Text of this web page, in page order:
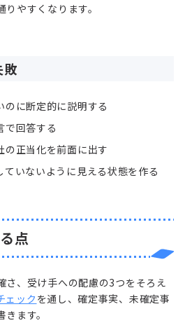
やすくなります。
敗
のに断定的に説明する
で回答する
の正当化を前面に出す
いないように見える状態を作る
点
さ、受け手への配慮の3つをそろえ
ェック を通し、確定事実、未確定事
ます。